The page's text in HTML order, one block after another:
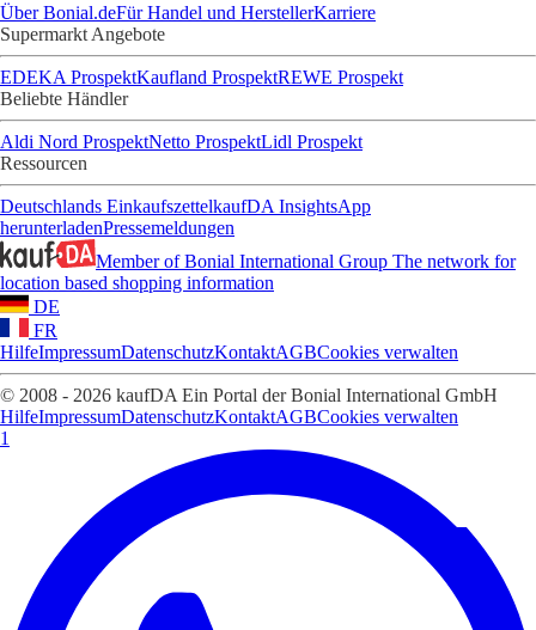
Über Bonial.deFür Handel und HerstellerKarriere
Supermarkt Angebote
EDEKA ProspektKaufland ProspektREWE Prospekt
Beliebte Händler
Aldi Nord ProspektNetto ProspektLidl Prospekt
Ressourcen
Deutschlands EinkaufszettelkaufDA InsightsApp
herunterladenPressemeldungen
Member of Bonial International Group The network for
location based shopping information
DE
FR
HilfeImpressumDatenschutzKontaktAGBCookies verwalten
© 2008 - 2026 kaufDA Ein Portal der Bonial International GmbH
HilfeImpressumDatenschutzKontaktAGBCookies verwalten
1